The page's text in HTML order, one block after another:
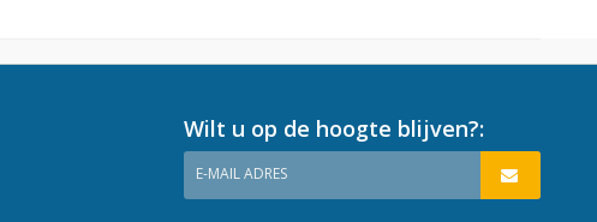
Wilt u op de hoogte blijven?:
E-MAIL ADRES